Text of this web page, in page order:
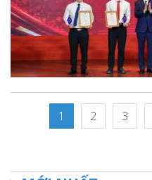
1 2 3